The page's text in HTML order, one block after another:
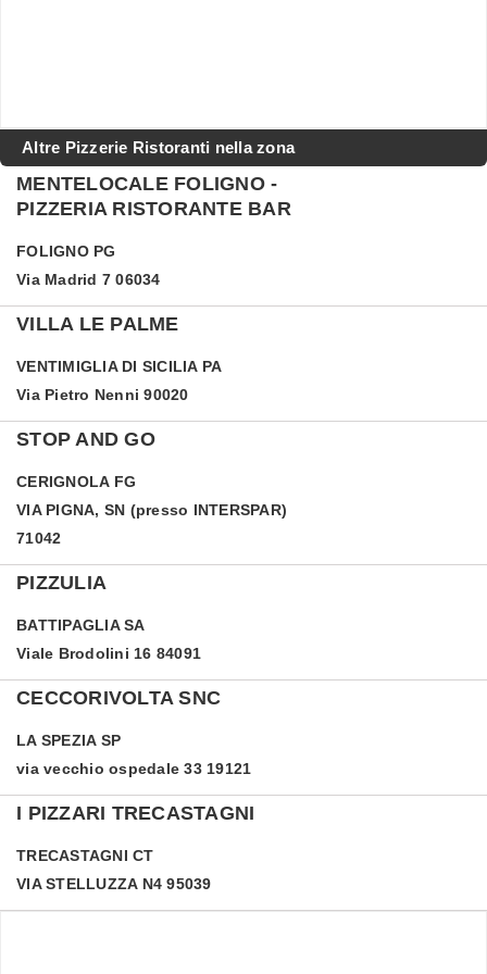
Altre Pizzerie Ristoranti nella zona
MENTELOCALE FOLIGNO -
PIZZERIA RISTORANTE BAR
FOLIGNO PG
Via Madrid 7 06034
VILLA LE PALME
VENTIMIGLIA DI SICILIA PA
Via Pietro Nenni 90020
STOP AND GO
CERIGNOLA FG
VIA PIGNA, SN (presso INTERSPAR)
71042
PIZZULIA
BATTIPAGLIA SA
Viale Brodolini 16 84091
CECCORIVOLTA SNC
LA SPEZIA SP
via vecchio ospedale 33 19121
I PIZZARI TRECASTAGNI
TRECASTAGNI CT
VIA STELLUZZA N4 95039